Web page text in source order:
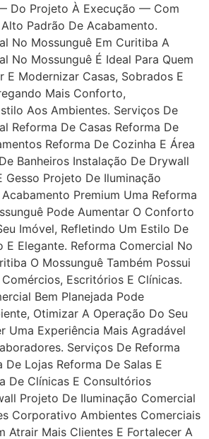
Do Projeto À Execução — Com
Padrão De Acabamento.
No Mossunguê Em Curitiba A
No Mossunguê É Ideal Para Quem
E Modernizar Casas, Sobrados E
Mais Conforto,
Aos Ambientes. Serviços De
Reforma De Casas Reforma De
Reforma De Cozinha E Área
Banheiros Instalação De Drywall
Gesso Projeto De Iluminação
Premium Uma Reforma
Pode Aumentar O Conforto
Imóvel, Refletindo Um Estilo De
E Elegante. Reforma Comercial No
O Mossunguê Também Possui
Escritórios E Clínicas.
Bem Planejada Pode
Otimizar A Operação Do Seu
Uma Experiência Mais Agradável
Serviços De Reforma
De Lojas Reforma De Salas E
De Clínicas E Consultórios
Projeto De Iluminação Comercial
Corporativo Ambientes Comerciais
Atrair Mais Clientes E Fortalecer A